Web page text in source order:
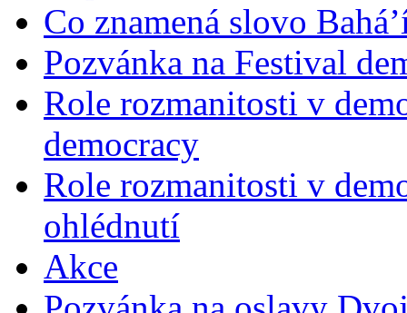
Co znamená slovo
Pozvánka na Festival
Role rozmanitosti v
democracy
Role rozmanitosti v
ohlédnutí
Akce